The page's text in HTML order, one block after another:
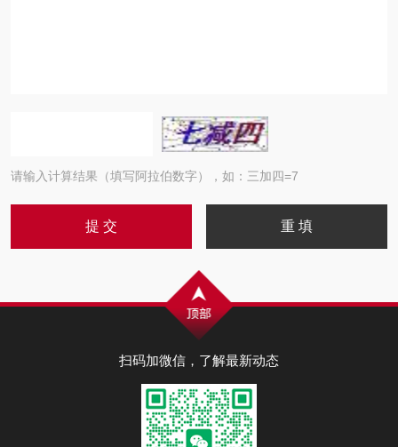
请输入计算结果（填写阿拉伯数字），如：三加四=7
扫码加微信，了解最新动态